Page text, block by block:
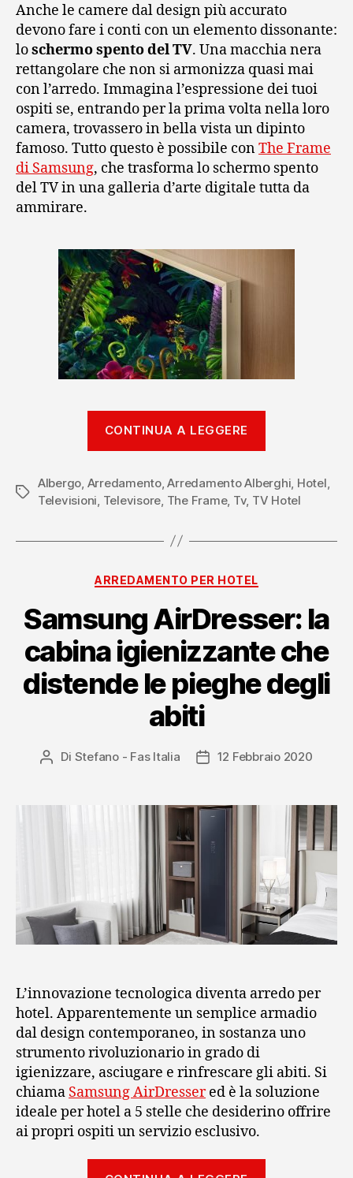
Anche le camere dal design più accurato
devono fare i conti con un elemento dissonante:
loschermo spento del TV. Una macchia nera
rettangolare che non si armonizza quasi mai
con l’arredo. Immagina l’espressione dei tuoi
ospiti se, entrando per la prima volta nella loro
camera, trovassero in bella vista un dipinto
famoso. Tutto questo è possibile conThe Frame
di Samsung, che trasforma lo schermo spento
del TV in una galleria d’arte digitale tutta da
ammirare.
CONTINUA A LEGGERE
TV
diventa
Tag
Albergo, Arredamento,Arredamento Alberghi, Hotel,
Televisioni, Televisore, The Frame, Tv, TV Hotel
Categorie
ARREDAMENTO PER HOTEL
Samsung AirDresser: la
cabina igienizzante che
distende le pieghe degli
abiti
Autore
Di Stefano - Fas Italia
Data12 Febbraio 2020
L’innovazione tecnologica diventa arredo per
hotel. Apparentemente un semplice armadio
dal design contemporaneo, in sostanza uno
strumento rivoluzionario in grado di
igienizzare, asciugare e rinfrescare gli abiti. Si
chiama Samsung AirDressered è la soluzione
ideale per hotel a 5 stelle che desiderino offrire
ai propri ospiti un servizio esclusivo.